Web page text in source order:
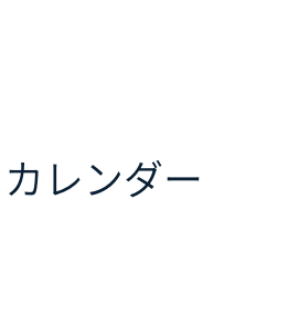
カレンダー